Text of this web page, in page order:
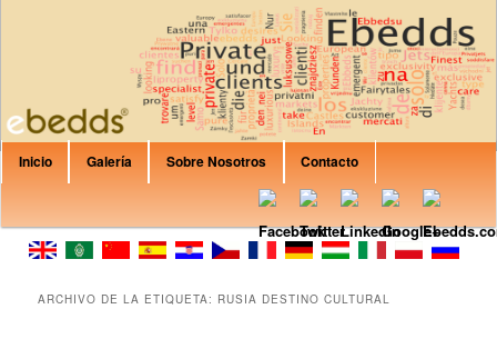
Formación Ebedds
Are you Looking for private rent? Apartment? House? B&B or Villa? Canary
Islands, Italy, Spain, Croatia, France, Balearic Islands? In EbeddsRent you
can find any property that would fit your expectations.
Menú principal
Ir al contenido principal
Ir al contenido secundario
Inicio Galería Sobre Nosotros Contacto
ARCHIVO DE LA ETIQUETA: RUSIA DESTINO CULTURAL